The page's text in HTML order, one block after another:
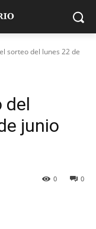
sorteo del lunes 22 de
del
junio
0
0